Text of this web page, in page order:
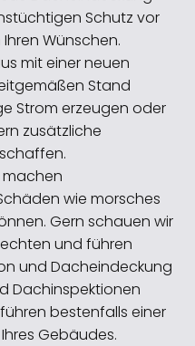
Schutz vor
Wünschen.
mit einer neuen
Stand
Strom erzeugen oder
zusätzliche
wie morsches
Gern schauen wir
und führen
und Dacheindeckung
Dachinspektionen
bestenfalls einer
Gebäudes.